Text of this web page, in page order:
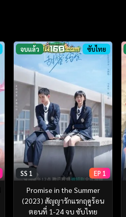
จบแล้ว ซับไทย
SS 1 EP 1
Promise in the Summer
(2023) สัญญารักแรกฤดูร้อน
ตอนที่ 1-24 จบ ซับไทย